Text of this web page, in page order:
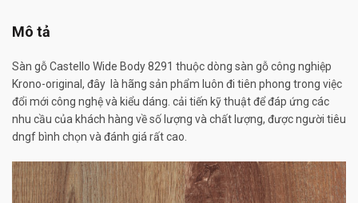
Mô tả
Sàn gỗ Castello Wide Body 8291 thuộc dòng sàn gỗ công nghiệp
Krono-original, đây là hãng sản phẩm luôn đi tiên phong trong việc
đổi mới công nghệ và kiểu dáng. cải tiến kỹ thuật để đáp ứng các
nhu cầu của khách hàng về số lượng và chất lượng, được người tiêu
dngf bình chọn và đánh giá rất cao.